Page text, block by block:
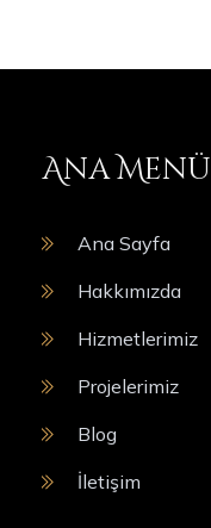
Ana Menü
Ana Sayfa
Hakkımızda
Hizmetlerimiz
Projelerimiz
Blog
İletişim